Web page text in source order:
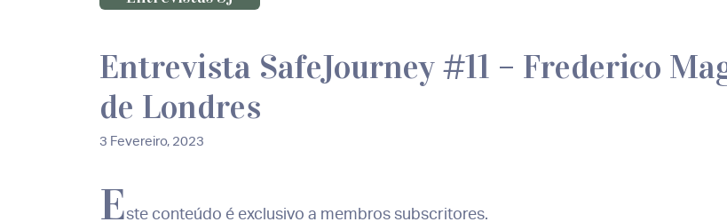
Entrevista SafeJourney #11 – Frederico
de Londres
3 Fevereiro, 2023
Este conteúdo é exclusivo a membros subscritores.